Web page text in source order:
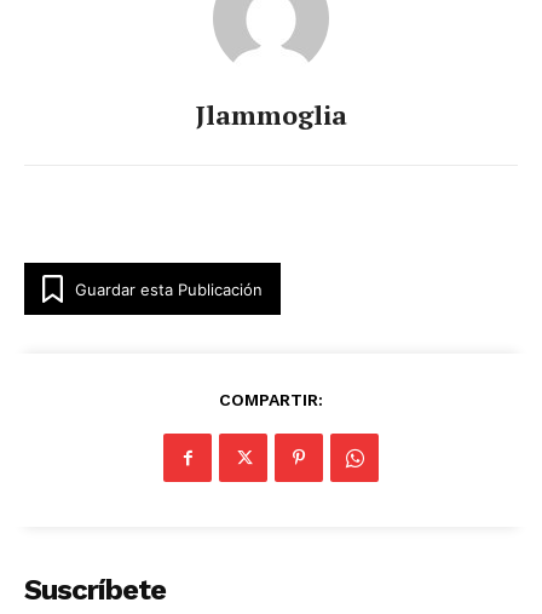
Jlammoglia
Guardar esta Publicación
COMPARTIR:
Suscríbete